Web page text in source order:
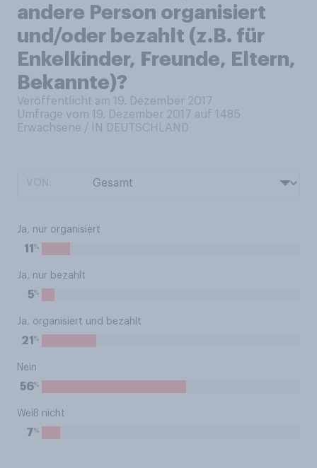
andere Person organisiert
und/oder bezahlt (z.B. für
Enkelkinder, Freunde, Eltern,
Bekannte)?
Veröffentlicht am 19. Dezember 2017
Umfrage vom 19. Dezember 2017 auf 1485
Erwachsene / IN DEUTSCHLAND
Ja, nur organisiert
11 %
Ja, nur bezahlt
5%
Ja, organisiert und bezahlt
21 %
Nein
56%
Weiß nicht
7%